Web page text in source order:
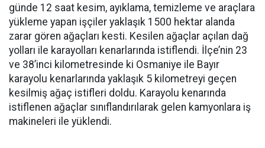
günde 12 saat kesim, ayıklama, temizleme ve araçlara
yükleme yapan işçiler yaklaşık 1500 hektar alanda
zarar gören ağaçları kesti. Kesilen ağaçlar açılan dağ
yolları ile karayolları kenarlarında istiflendi. İlçe’nin 23
ve 38’inci kilometresinde ki Osmaniye ile Bayır
karayolu kenarlarında yaklaşık 5 kilometreyi geçen
kesilmiş ağaç istifleri doldu. Karayolu kenarında
istiflenen ağaçlar sınıflandırılarak gelen kamyonlara iş
makineleri ile yüklendi.